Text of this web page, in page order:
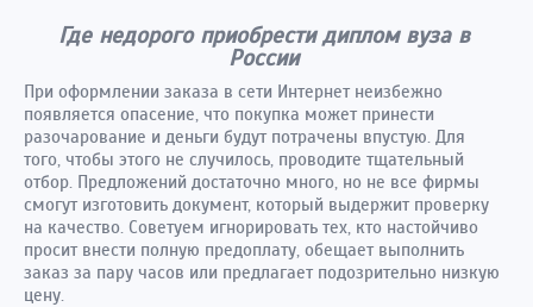
Где недорого приобрести диплом вуза в
России
При оформлении заказа в сети Интернет неизбежно
появляется опасение, что покупка может принести
разочарование и деньги будут потрачены впустую. Для
того, чтобы этого не случилось, проводите тщательный
отбор. Предложений достаточно много, но не все фирмы
смогут изготовить документ, который выдержит проверку
на качество. Советуем игнорировать тех, кто настойчиво
просит внести полную предоплату, обещает выполнить
заказ за пару часов или предлагает подозрительно низкую
цену.